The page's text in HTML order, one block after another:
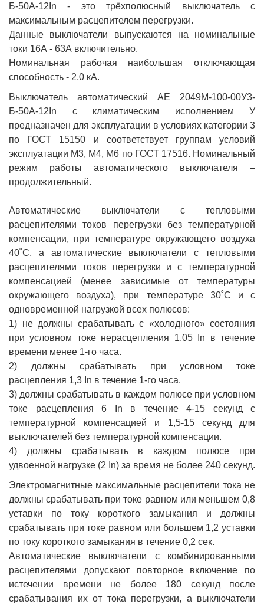
Б-50А-12In - это трёхполюсный выключатель с
максимальным расцепителем перегрузки.
Данные выключатели выпускаются на номинальные
токи 16А - 63А включительно.
Номинальная рабочая наибольшая отключающая
способность - 2,0 кА.
Выключатель автоматический АЕ 2049М-100-00У3-
Б-50А-12In с климатическим исполнением У
предназначен для эксплуатации в условиях категории 3
по ГОСТ 15150 и соответствует группам условий
эксплуатации М3, М4, М6 по ГОСТ 17516. Номинальный
режим работы автоматического выключателя –
продолжительный.
Автоматические выключатели с тепловыми
расцепителями токов перегрузки без температурной
компенсации, при температуре окружающего воздуха
40˚С, а автоматические выключатели с тепловыми
расцепителями токов перегрузки и с температурной
компенсацией (менее зависимые от температуры
окружающего воздуха), при температуре 30˚С и с
одновременной нагрузкой всех полюсов:
1) не должны срабатывать с «холодного» состояния
при условном токе нерасцепления 1,05 In в течение
времени менее 1-го часа.
2) должны срабатывать при условном токе
расцепления 1,3 In в течение 1-го часа.
3) должны срабатывать в каждом полюсе при условном
токе расцепления 6 In в течение 4-15 секунд с
температурной компенсацией и 1,5-15 секунд для
выключателей без температурной компенсации.
4) должны срабатывать в каждом полюсе при
удвоенной нагрузке (2 In) за время не более 240 секунд.
Электромагнитные максимальные расцепители тока не
должны срабатывать при токе равном или меньшем 0,8
уставки по току короткого замыкания и должны
срабатывать при токе равном или большем 1,2 уставки
по току короткого замыкания в течение 0,2 сек.
Автоматические выключатели с комбинированными
расцепителями допускают повторное включение по
истечении времени не более 180 секунд после
срабатывания их от тока перегрузки, а выключатели